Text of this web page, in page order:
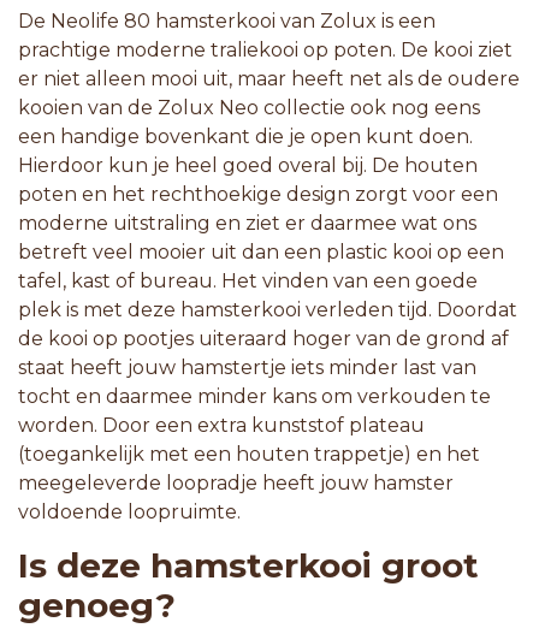
De Neolife 80 hamsterkooi van Zolux is een
prachtige moderne traliekooi op poten. De kooi ziet
er niet alleen mooi uit, maar heeft net als de oudere
kooien van de Zolux Neo collectie ook nog eens
een handige bovenkant die je open kunt doen.
Hierdoor kun je heel goed overal bij. De houten
poten en het rechthoekige design zorgt voor een
moderne uitstraling en ziet er daarmee wat ons
betreft veel mooier uit dan een plastic kooi op een
tafel, kast of bureau. Het vinden van een goede
plek is met deze hamsterkooi verleden tijd. Doordat
de kooi op pootjes uiteraard hoger van de grond af
staat heeft jouw hamstertje iets minder last van
tocht en daarmee minder kans om verkouden te
worden. Door een extra kunststof plateau
(toegankelijk met een houten trappetje) en het
meegeleverde loopradje heeft jouw hamster
voldoende loopruimte.
Is deze hamsterkooi groot
genoeg?